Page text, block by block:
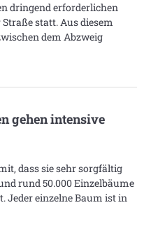
dringend erforderlichen
statt. Aus diesem
dem Abzweig
gehen intensive
dass sie sehr sorgfältig
rund 50.000 Einzelbäume
Jeder einzelne Baum ist in